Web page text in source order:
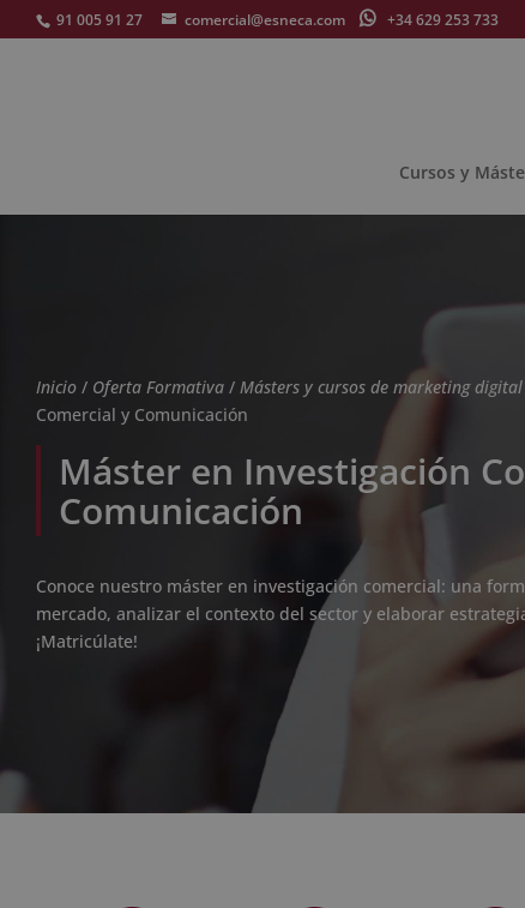
91 005 91 27 comercial@esneca.com +34 629 253 733
Cursos y
Inicio / Oferta Formativa / Másters y cursos de marketing digital
Comercial y Comunicación
Máster en Investigación
Comunicación
Conoce nuestro máster en investigación comercial: una
mercado, analizar el contexto del sector y elaborar
¡Matricúlate!